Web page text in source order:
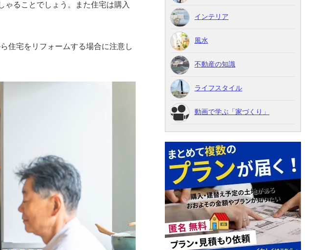
ゃることでしょう。また住宅は購入
住宅をリフォームする場合に注意し
インテリア
風水
不動産の知識
ライフスタイル
動画で学ぶ「家づくり」